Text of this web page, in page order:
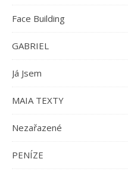
Face Building
GABRIEL
Já Jsem
MAIA TEXTY
Nezařazené
PENÍZE